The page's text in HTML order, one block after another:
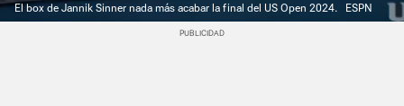
El box de Jannik Sinner nada más acabar la final del US Open 2024. ESPN